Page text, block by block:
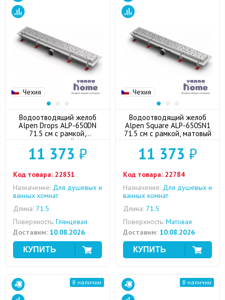
Чехия
Водоотводящий желоб
Alpen Drops ALP-650DN
71.5 см с рамкой,
глянцевый
11 373 ₽
Код товара: 22831
Назначение: Для душевых и
ванных комнат
Длина: 71.5
Поверхность: Глянцевая
Доставим: 10.08.2026
Чехия
Водоотводящий желоб
Alpen Square ALP-650SN1
71.5 см с рамкой, матовый
11 373 ₽
Код товара: 22784
Назначение: Для душевых и
ванных комнат
Длина: 71.5
Поверхность: Матовая
Доставим: 10.08.2026
В наличии В наличии